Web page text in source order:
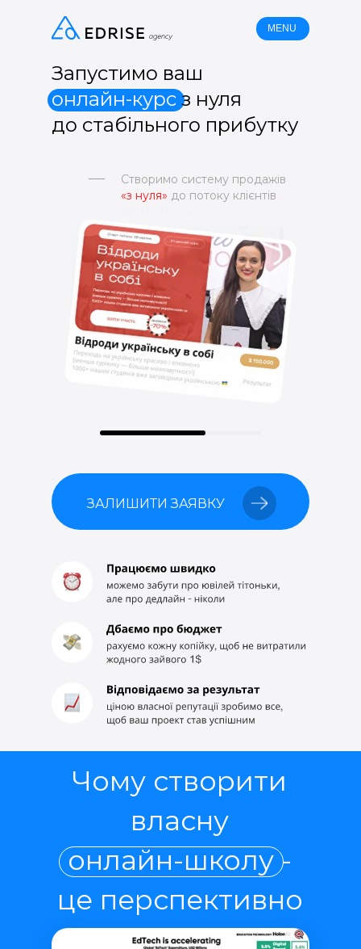
MENU
Запустимо ваш
онлайн-курсз нуля
до стабільного прибутку
Створимо систему продажів
«з нуля» до потоку клієнтів
ЗАЛИШИТИ ЗАЯВКУ
Чому створити
власну
онлайн-школу -
це перспективно